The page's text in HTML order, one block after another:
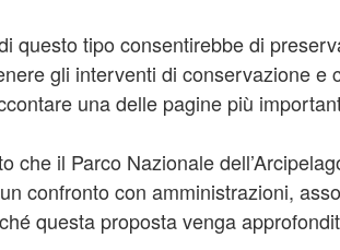
questo tipo consentirebbe di
gli interventi di conservazione e
una delle pagine più
che il Parco Nazionale
confronto con amministrazioni,
questa proposta venga